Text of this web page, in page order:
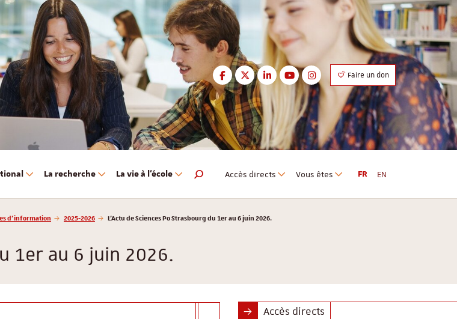
Facebook
TwitterLinkedInYoutubeInstagram
Faire un don
La recherche La vie à l'école
Moteur de recherche
Accès directs Vous êtes FR EN
FacebookTwitterLinkedInYoutubeInstagram
d'information 2025-2026 L'Actu de Sciences Po Strasbourg du 1er au 6 juin 2026.
1er au 6 juin 2026.
Accès directs